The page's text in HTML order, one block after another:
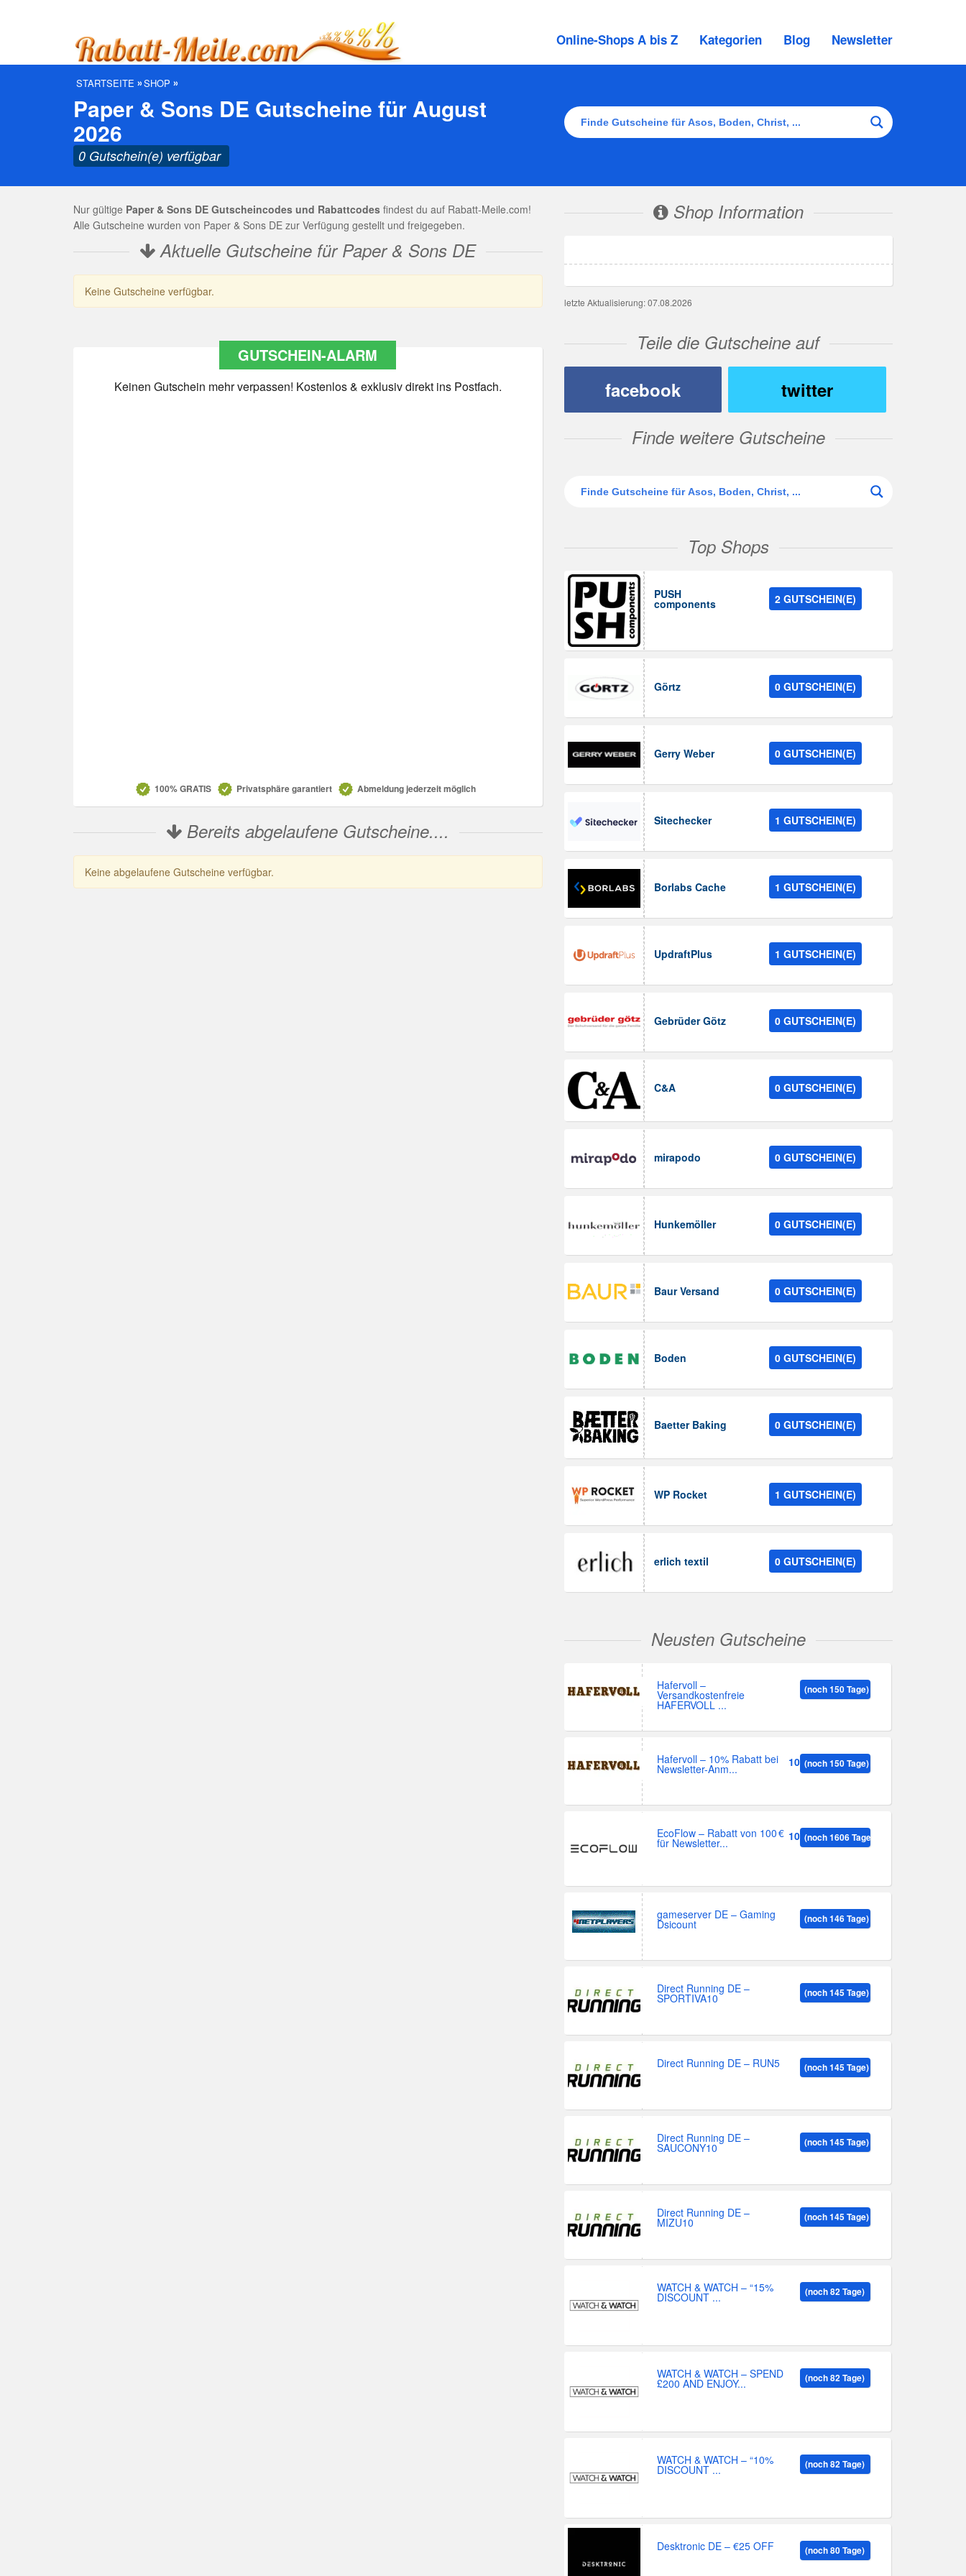
Online-Shops A bis Z Kategorien Blog Newsletter
STARTSEITE SHOP
Paper & Sons DE Gutscheine für August
2026
0 Gutschein(e) verfügbar
Nur gültige Paper & Sons DE Gutscheincodes und Rabattcodes findest du auf Rabatt-Meile.com!
Alle Gutscheine wurden von Paper & Sons DE zur Verfügung gestellt und freigegeben.
Aktuelle Gutscheine für Paper & Sons DE
Keine Gutscheine verfügbar.
GUTSCHEIN-ALARM
Keinen Gutschein mehr verpassen! Kostenlos & exklusiv direkt ins Postfach.
100% GRATIS Privatsphäre garantiert Abmeldung jederzeit möglich
Bereits abgelaufene Gutscheine....
Keine abgelaufene Gutscheine verfügbar.
Shop Information
letzte Aktualisierung: 07.08.2026
Teile die Gutscheine auf
facebook
twitter
Finde weitere Gutscheine
Top Shops
PUSH
components 2 GUTSCHEIN(E)
Görtz 0 GUTSCHEIN(E)
Gerry Weber 0 GUTSCHEIN(E)
Sitechecker 1 GUTSCHEIN(E)
Borlabs Cache 1 GUTSCHEIN(E)
UpdraftPlus 1 GUTSCHEIN(E)
Gebrüder Götz 0 GUTSCHEIN(E)
C&A 0 GUTSCHEIN(E)
mirapodo 0 GUTSCHEIN(E)
Hunkemöller 0 GUTSCHEIN(E)
Baur Versand 0 GUTSCHEIN(E)
Boden 0 GUTSCHEIN(E)
Baetter Baking 0 GUTSCHEIN(E)
WP Rocket 1 GUTSCHEIN(E)
erlich textil 0 GUTSCHEIN(E)
Neusten Gutscheine
Hafervoll –
Versandkostenfreie
HAFERVOLL ...
(noch 150 Tage)
Hafervoll – 10% Rabatt bei
Newsletter-Anm... (noch 150 Tage)
10%
EcoFlow – Rabatt von 100 €
für Newsletter... (noch 1606 Tage)
100
gameserver DE – Gaming
Dsicount (noch 146 Tage)
Direct Running DE –
SPORTIVA10 (noch 145 Tage)
Direct Running DE – RUN5 (noch 145 Tage)
Direct Running DE –
SAUCONY10 (noch 145 Tage)
Direct Running DE –
MIZU10 (noch 145 Tage)
WATCH & WATCH – “15%
DISCOUNT ... (noch 82 Tage)
WATCH & WATCH – SPEND
£200 AND ENJOY... (noch 82 Tage)
WATCH & WATCH – “10%
DISCOUNT ... (noch 82 Tage)
Desktronic DE – €25 OFF (noch 80 Tage)